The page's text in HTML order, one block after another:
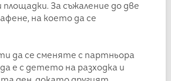
За съжаление до две
на което да се
да се сменяте с партньора
е с детето на разходка и